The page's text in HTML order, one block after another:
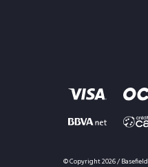
© Copyright 2026 / Basefield